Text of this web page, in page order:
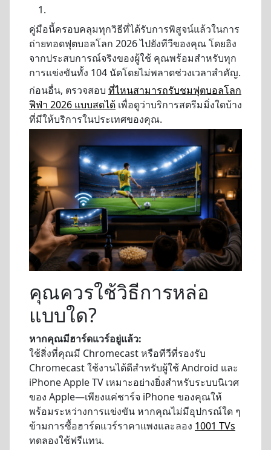
คู่มือนี้ครอบคลุมทุกวิธีที่ได้รับการพิสูจน์แล้วในการ
ถ่ายทอดฟุตบอลโลก 2026 ไปยังทีวีของคุณ โดยอิง
จากประสบการณ์จริงของผู้ใช้ คุณพร้อมสำหรับทุก
การแข่งขันทั้ง 104 นัดโดยไม่พลาดช่วงเวลาสำคัญ.
ก่อนอื่น, ตรวจสอบ ที่ไหนสามารถรับชมฟุตบอลโลก
ฟีฟ่า 2026 แบบสดได้ เพื่อดูว่าบริการสตรีมมิ่งใดบ้าง
ที่มีให้บริการในประเทศของคุณ.
คุณควรใช้วิธีการหล่อ
แบบใด?
หากคุณมีฮาร์ดแวร์อยู่แล้ว:
ใช้สิ่งที่คุณมี Chromecast หรือทีวีที่รองรับ
Chromecast ใช้งานได้ดีสำหรับผู้ใช้ Android และ
iPhone Apple TV เหมาะอย่างยิ่งสำหรับระบบนิเวศ
ของ Apple—เพียงแค่ชาร์จ iPhone ของคุณให้
พร้อมระหว่างการแข่งขัน หากคุณไม่มีอุปกรณ์ใด ๆ
ข้ามการซื้อฮาร์ดแวร์ราคาแพงและลอง 1001 TVs
ทดลองใช้ฟรีแทน.